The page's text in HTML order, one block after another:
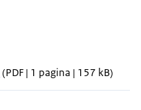
(PDF | 1 pagina | 157 kB)